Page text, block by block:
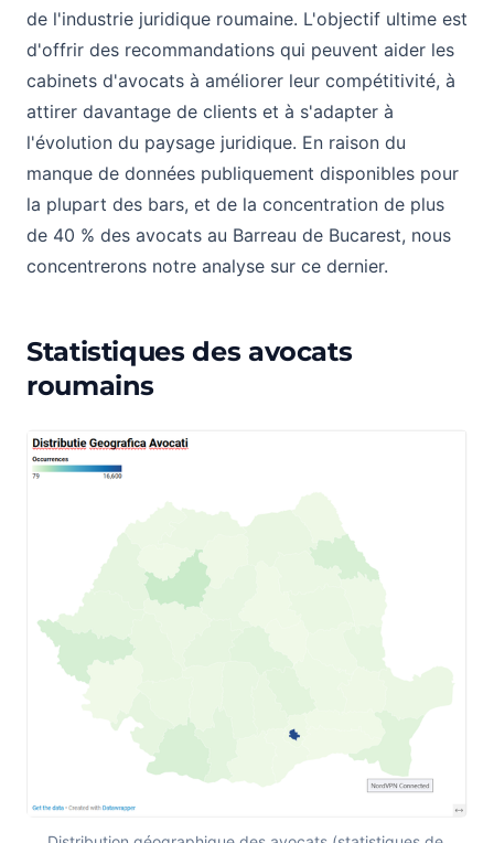
de l'industrie juridique roumaine. L'objectif ultime est
d'offrir des recommandations qui peuvent aider les
cabinets d'avocats à améliorer leur compétitivité, à
attirer davantage de clients et à s'adapter à
l'évolution du paysage juridique. En raison du
manque de données publiquement disponibles pour
la plupart des bars, et de la concentration de plus
de 40 % des avocats au Barreau de Bucarest, nous
concentrerons notre analyse sur ce dernier.
Statistiques des avocats
roumains